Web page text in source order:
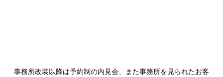
事務所改装以降は予約制の内見会、また事務所を見られたお客